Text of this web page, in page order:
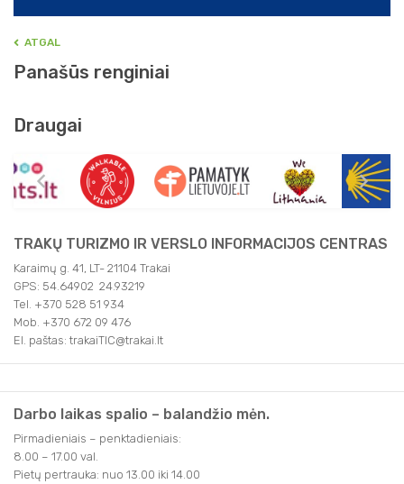
ATGAL
Panašūs renginiai
Draugai
TRAKŲ TURIZMO IR VERSLO INFORMACIJOS CENTRAS
Karaimų g. 41, LT- 21104 Trakai
GPS: 54.64902 24.93219
Tel. +370 528 51 934
Mob. +370 672 09 476
El. paštas: trakaiTIC@trakai.lt
Darbo laikas spalio – balandžio mėn.
Pirmadieniais – penktadieniais:
8.00 – 17.00 val.
Pietų pertrauka: nuo 13.00 iki 14.00